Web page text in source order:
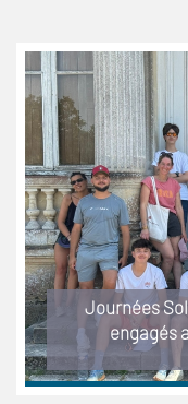
Journées
engagés